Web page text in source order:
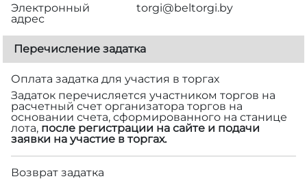
Электронный
адрес
torgi@beltorgi.by
Перечисление задатка
Оплата задатка для участия в торгах
Задаток перечисляется участником торгов на
расчетный счет организатора торгов на
основании счета, сформированного на станице
лота, после регистрации на сайте и подачи
заявки на участие в торгах.
Возврат задатка